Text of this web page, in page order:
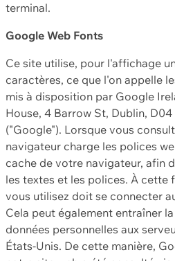
terminal.
Google Web Fonts
Ce site utilise, pour l'affichage
caractères, ce que l'on appelle
mis à disposition par Google
House, 4 Barrow St, Dublin,
("Google"). Lorsque vous
navigateur charge les polices
cache de votre navigateur, afin
les textes et les polices. À cette
vous utilisez doit se connecter
Cela peut également entraîner
données personnelles aux
États-Unis. De cette manière,